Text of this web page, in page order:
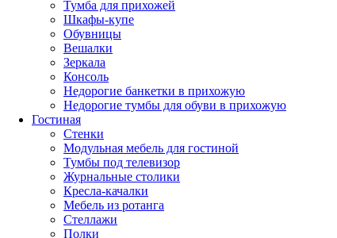
Тумба для прихожей
Шкафы-купе
Обувницы
Вешалки
Зеркала
Консоль
Недорогие банкетки в прихожую
Недорогие тумбы для обуви в прихожую
Гостиная
Стенки
Модульная мебель для гостиной
Тумбы под телевизор
Журнальные столики
Кресла-качалки
Мебель из ротанга
Стеллажи
Полки